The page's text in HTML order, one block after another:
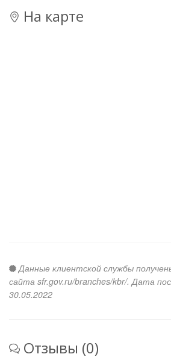
На карте
Данные клиентской службы
сайта sfr.gov.ru/branches/kbr/. Дата
30.05.2022
Отзывы (0)